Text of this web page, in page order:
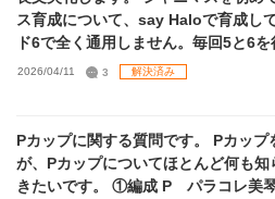
ス育成について、say Haloで育成し
ド6で全く通用しません。毎回5と6
す。 PSSRも揃ってきたので編成も
り組もうと思っているのですが、い
成しているのですが、最終的にポイ
2000を超えなかったりノウハウの数
取りきれないと言うことが多々あり
2026/04/11 3
解決済み
Pカップに関する質問です。 Pカッ
が、Pカップについてほとんど何も
きたいです。 ①編成 P パラコレ美琴 S URめぐる、【虹の